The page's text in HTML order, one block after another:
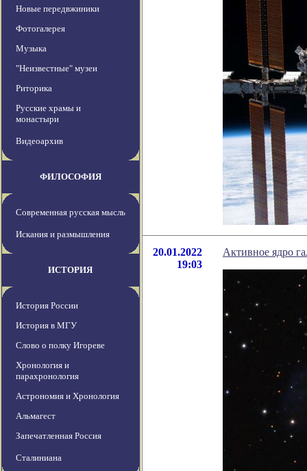
Новые передвжиники
Фотогалерея
Музыка
"Неизвестные" музеи
Риторика
Русские храмы и
монастыри
Видеоархив
ФИЛОСОФИЯ
Современная русская мысль
Искания и размышления
ИСТОРИЯ
История России
История в МГУ
Слово о полку Игореве
Хронология и
парахронология
Астрономия и Хронология
Альмагест
Запечатленная Россия
Сталиниана
20.01.2022
19:03
Активное ядро